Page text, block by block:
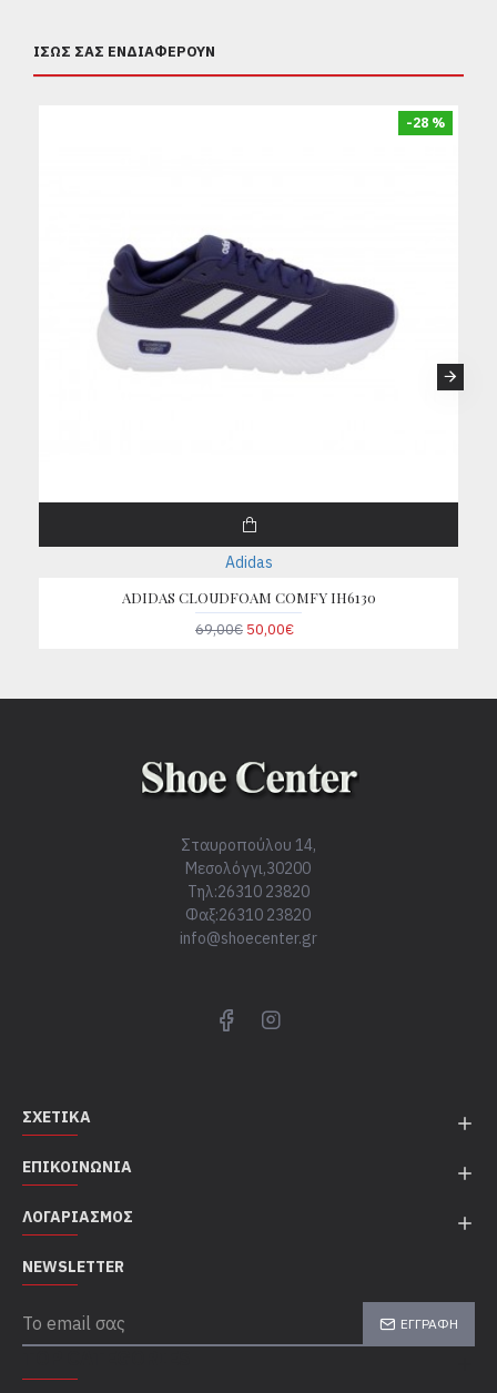
ΊΣΩΣ ΣΑΣ ΕΝΔΙΑΦΈΡΟΥΝ
-28 %
Adidas
ADIDAS CLOUDFOAM COMFY IH6130
69,00€ 50,00€
Σταυροπούλου 14,
Μεσολόγγι,30200
Τηλ:26310 23820
Φαξ:26310 23820
info@shoecenter.gr
ΣΧΕΤΙΚΆ
ΕΠΙΚΟΙΝΩΝΊΑ
ΛΟΓΑΡΙΑΣΜΌΣ
NEWSLETTER
ΕΓΓΡΑΦΉ